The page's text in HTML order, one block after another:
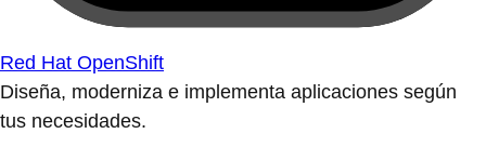
Red Hat OpenShift
Diseña, moderniza e implementa aplicaciones según
tus necesidades.